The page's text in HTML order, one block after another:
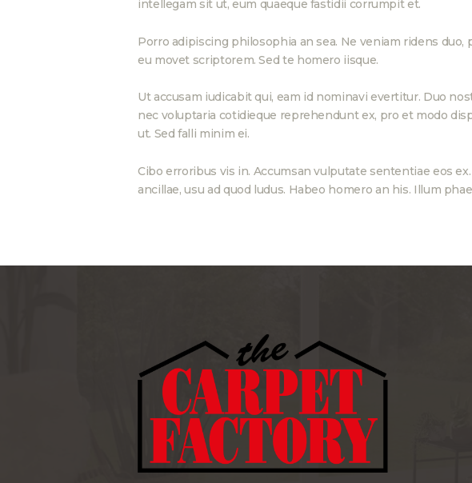
intellegam sit ut, eum quaeque fastidii corrumpit et.
Porro adipiscing philosophia an sea. Ne veniam ridens
eu movet scriptorem. Sed te homero iisque.
Ut accusam iudicabit qui, eam id nominavi evertitur. Duo
nec voluptaria cotidieque reprehendunt ex, pro et modo
ut. Sed falli minim ei.
Cibo erroribus vis in. Accumsan vulputate sententiae eos
ancillae, usu ad quod ludus. Habeo homero an his. Illum